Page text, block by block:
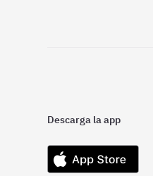
Descarga la app